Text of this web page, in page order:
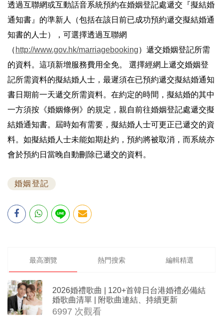
透過互聯網或互動話音系統預約在婚姻登記處遞交『擬結婚
通知書』的準新人（包括在該日前已成功預約遞交擬結婚通
知書的人士），可選擇透過互聯網
（ http://www.gov.hk/marriagebooking）遞交婚姻登記所需
的資料。這項新增服務費用全免。 選擇經網上遞交婚姻登
記所需資料的擬結婚人士，最遲須在已預約遞交擬結婚通知
書日期前一天遞交所需資料。在約定的時間，擬結婚的其中
一方須按《婚姻條例》的規定，親自前往婚姻登記處遞交擬
結婚通知書。屆時如有需要，擬結婚人士可更正已遞交的資
料。如擬結婚人士未能如期赴約，預約將被取消，而系統亦
會於預約日當晚自動刪除已遞交的資料。
婚姻登記
最高瀏覽 熱門搜索 編輯精選
2026婚禮歌曲 | 120+首韓日台港婚禮必備結
婚歌曲清單 | 附歌曲連結、持續更新
6997 次觀看